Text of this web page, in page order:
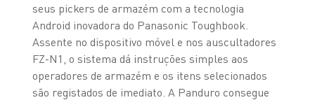
seus pickers de armazém com a tecnologia
Android inovadora do Panasonic Toughbook.
Assente no dispositivo móvel e nos auscultadores
FZ-N1, o sistema dá instruções simples aos
operadores de armazém e os itens selecionados
são registados de imediato. A Panduro consegue